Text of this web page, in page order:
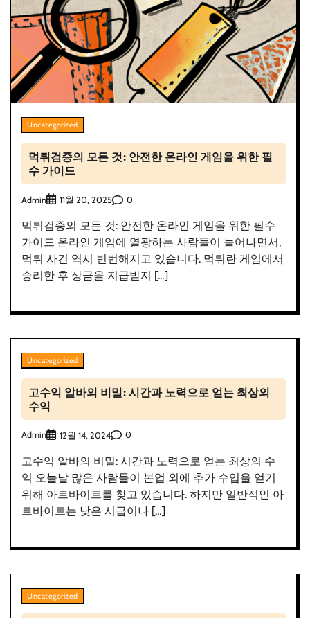
Uncategorized
먹튀검증의 모든 것: 안전한 온라인 게임을 위한 필
수 가이드
Admin 11월 20, 2025 0
먹튀검증의 모든 것: 안전한 온라인 게임을 위한 필수
가이드 온라인 게임에 열광하는 사람들이 늘어나면서,
먹튀 사건 역시 빈번해지고 있습니다. 먹튀란 게임에서
승리한 후 상금을 지급받지 […]
Uncategorized
고수익 알바의 비밀: 시간과 노력으로 얻는 최상의
수익
Admin 12월 14, 2024 0
고수익 알바의 비밀: 시간과 노력으로 얻는 최상의 수
익 오늘날 많은 사람들이 본업 외에 추가 수입을 얻기
위해 아르바이트를 찾고 있습니다. 하지만 일반적인 아
르바이트는 낮은 시급이나 […]
Uncategorized